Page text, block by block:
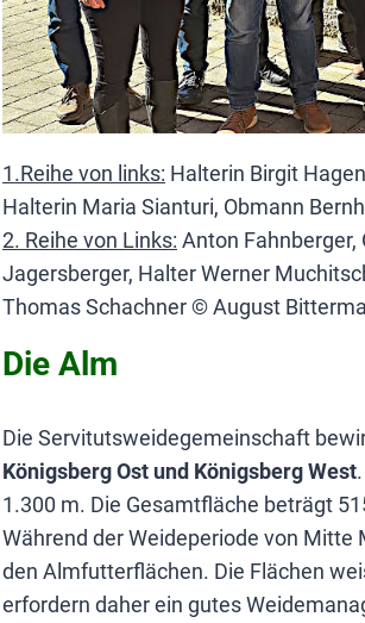
1.Reihe von links: Halterin Birgit
Halterin Maria Sianturi, Obmann
2. Reihe von Links: Anton
Jagersberger, Halter Werner
Thomas Schachner © August
Die Alm
Die Servitutsweidegemeinschaft
Königsberg Ost und Königsberg West
1.300 m. Die Gesamtfläche beträgt
Während der Weideperiode von
den Almfutterflächen. Die Flächen
erfordern daher ein gutes